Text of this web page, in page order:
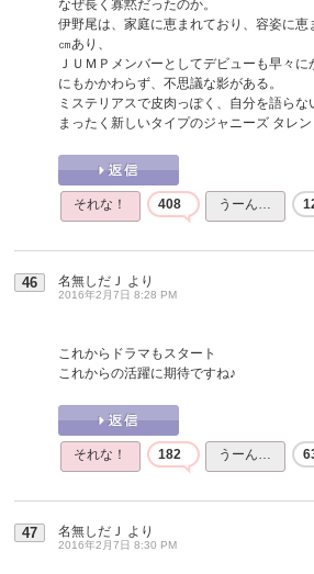
なぜ長く寡黙だったのか。
伊野尾は、家庭に恵まれており、容姿に恵
㎝あり、
ＪＵＭＰメンバーとしてデビューも早々に
にもかかわらず、不思議な影がある。
ミステリアスで皮肉っぽく、自分を語らな
まったく新しいタイプのジャニーズ タレン
それな！ 408 うーん…
46 名無しだＪ より
2016年2月7日 8:28 PM
これからドラマもスタート
これからの活躍に期待ですね♪
それな！ 182 うーん…
47 名無しだＪ より
2016年2月7日 8:30 PM